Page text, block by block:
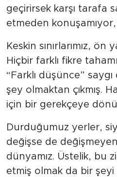
geçirirsek karşı tarafa
etmeden konuşamıyor,
Keskin sınırlarımız, ön
Hiçbir farklı fikre
“Farklı düşünce”
şey olmaktan çıkmış.
için bir gerekçeye
Durduğumuz yerler,
değişse de
dünyamız. Üstelik, bu
etmiş olmak da bir